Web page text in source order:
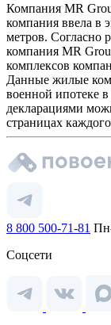
Компания MR
компания ввела в
метров. Согласно
компания MR
комплексов
Данные жилые
военной ипотеке
декларациями
страницах
8 800 500-71-81
Соцсети